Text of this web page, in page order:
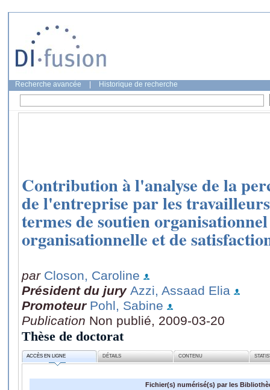
Recherche avancée Historique de recherche
Contribution à l'analyse de la
de l'entreprise par les
termes de soutien
organisationnelle et de
par Closon, Caroline
Président du jury Azzi, Assaad Elia
Promoteur Pohl, Sabine
Publication Non publié, 2009-03-20
Thèse de doctorat
ACCÈS EN LIGNE DÉTAILS CONTENU
Fichier(s) numérisé(s) par les